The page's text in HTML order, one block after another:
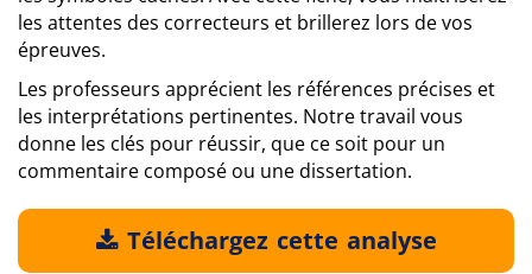
les attentes des correcteurs et brillerez lors de vos
épreuves.
Les professeurs apprécient les références précises et
les interprétations pertinentes. Notre travail vous
donne les clés pour réussir, que ce soit pour un
commentaire composé ou une dissertation.
Téléchargez cette analyse